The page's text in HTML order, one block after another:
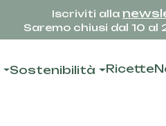
Iscriviti alla
Saremo chiusi dal 10
Sostenibilità Ricette